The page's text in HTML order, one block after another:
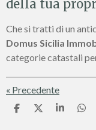
della tua
Che si tratti di un
Domus Sicilia
categorie catastali
« Precedente
C
C
C
C